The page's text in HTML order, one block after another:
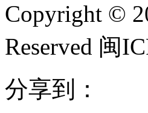
Copyright ©
Reserved 闽
分享到：